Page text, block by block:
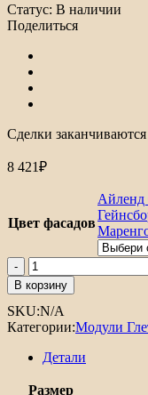
Статус: В наличии
Поделиться
Сделки заканчиваются
8 421₽
Цвет фасадов
Айленд
Количество
товара
Шкаф
нижний
угловой
В корзину
SKU:N/A
Категории:Модули
Детали
Размер